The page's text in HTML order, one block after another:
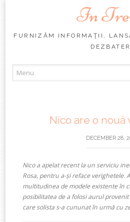
In
FURNIZĂM INFORMAŢII,
to
Nico are o nouă
DECEMBER 28,
Nico a apelat recent la un serviciu
Rosa, pentru a-și reface verighetele.
multitudinea de modele existente în
posibilitatea de a folosi aurul
care solista s-a cununat în urmă cu